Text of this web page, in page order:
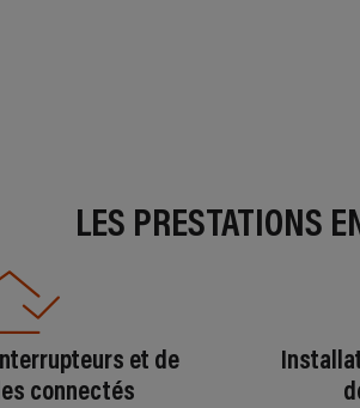
LES PRESTATIONS
et de
connectés